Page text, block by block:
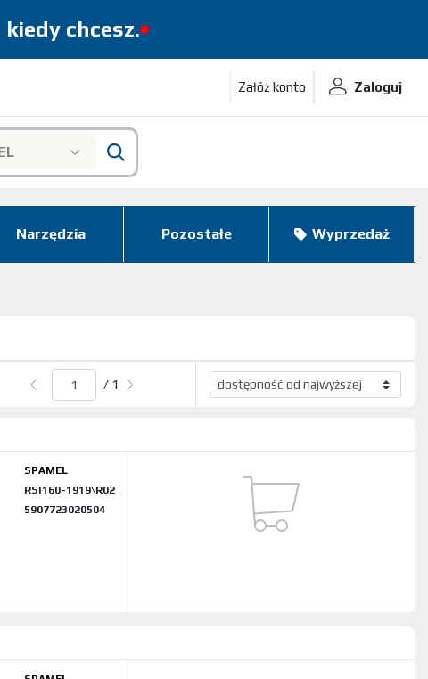
chcesz.
Załóż konto Zaloguj
Narzędzia Pozostałe Wyprzedaż
/ 1
SPAMEL
RSI160-1919\R02
5907723020504